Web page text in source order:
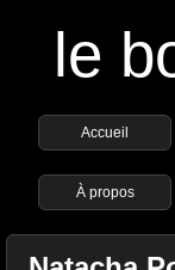
le
Accueil
À propos